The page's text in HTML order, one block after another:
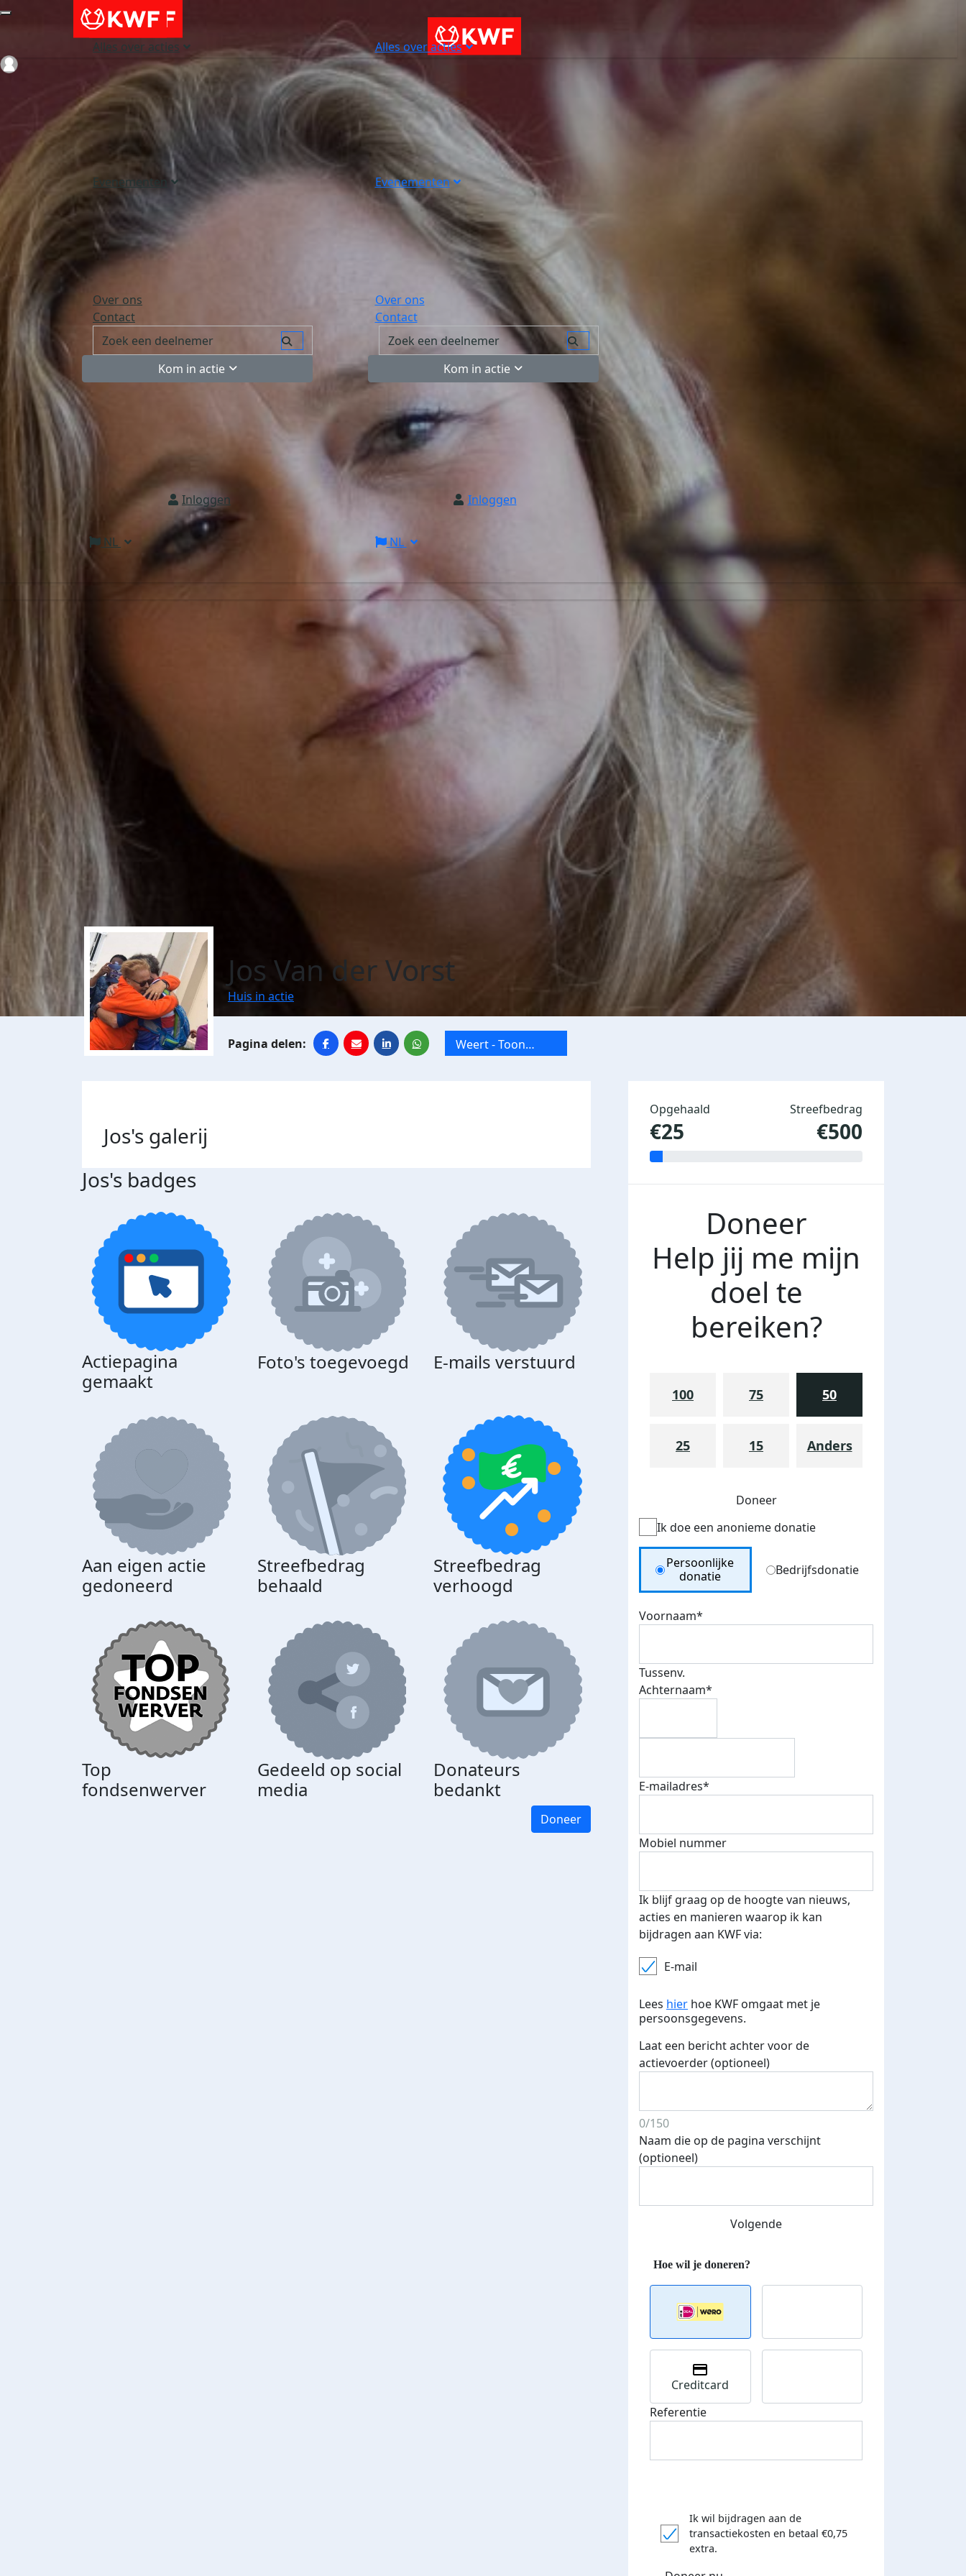
Alles over acties
Evenementen
Over ons
Contact
Kom in actie
Inloggen
NL
Alles over acties
Evenementen
Over ons
Contact
Kom in actie
Inloggen
NL
Jos Van der Vorst
Huis in actie
Weert - Toon
Hermans Huis
Jos's galerij
Jos's badges
Actiepagina
gemaakt
Foto's toegevoegd E-mails verstuurd
Aan eigen actie
gedoneerd
Streefbedrag
behaald
Streefbedrag
verhoogd
Top
fondsenwerver
Gedeeld op social
media
Donateurs
bedankt
Doneer
Opgehaald
€25
Streefbedrag
€500
Doneer
Help jij me mijn
doel te
bereiken?
100 75 50
25 15 Anders
Doneer
Ik doe een anonieme donatie
Donation Type
Persoonlijke
donatie
Bedrijfsdonatie
Voornaam*
Tussenv.
Achternaam*
E-mailadres*
Mobiel nummer
Ik blijf graag op de hoogte van nieuws,
acties en manieren waarop ik kan
bijdragen aan KWF via:
E-mail
Lees hier hoe KWF omgaat met je
persoonsgegevens.
Laat een bericht achter voor de
actievoerder (optioneel)
0/150
Naam die op de pagina verschijnt
(optioneel)
Volgende
Creditcard
Referentie
Ik wil bijdragen aan de
transactiekosten en betaal €0,75
extra.